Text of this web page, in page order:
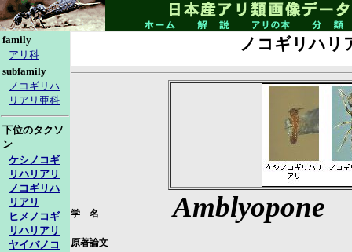
family
アリ科
subfamily
ノコギリハ
リアリ亜科
下位のタクソ
ン
ケシノコギ
リハリアリ
ノコギリハ
リアリ
ヒメノコギ
リハリアリ
ヤイバノコ
ノコギリハリ
学 名 Amblyopone
原著論文